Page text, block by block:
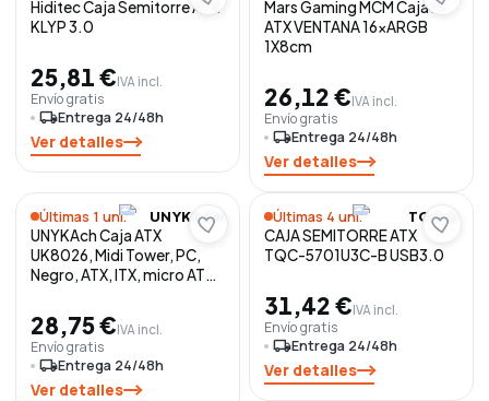
Hiditec Caja Semitorre ATX
KLYP 3.0
25,81 €IVA incl.
Envío gratis
local_shippingEntrega 24/48h
Ver detalles
Mars Gaming MCM Caja M-
ATX VENTANA 16xARGB
1X8cm
26,12 €IVA incl.
Envío gratis
local_shippingEntrega 24/48h
Ver detalles
Últimas 1 uni. UNYKACH
UNYKAch Caja ATX
UK8026, Midi Tower, PC,
Negro, ATX, ITX, micro ATX
28,75 €IVA incl.
Envío gratis
local_shippingEntrega 24/48h
Ver detalles
Últimas 4 uni. TOOQ
CAJA SEMITORRE ATX
TQC-5701U3C-B USB3.0
31,42 €IVA incl.
Envío gratis
local_shippingEntrega 24/48h
Ver detalles